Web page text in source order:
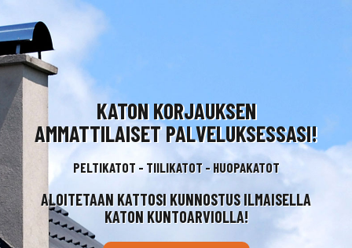
KATON KORJAUKSEN
AMMATTILAISET PALVELUKSESSASI!
PELTIKATOT - TIILIKATOT - HUOPAKATOT
ALOITETAAN KATTOSI KUNNOSTUS ILMAISELLA
KATON KUNTOARVIOLLA!